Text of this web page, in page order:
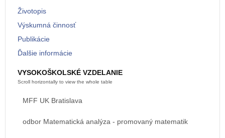
Životopis
Výskumná činnosť
Publikácie
Ďalšie informácie
VYSOKOŠKOLSKÉ VZDELANIE
MFF UK Bratislava
odbor Matematická analýza - promovaný matematik